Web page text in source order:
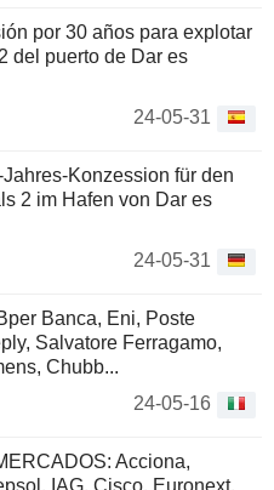
por 30 años para explotar
del puerto de Dar es
24-05-31
Konzession für den
2 im Hafen von Dar es
24-05-31
Banca, Eni, Poste
Salvatore Ferragamo,
Chubb...
24-05-16
Acciona,